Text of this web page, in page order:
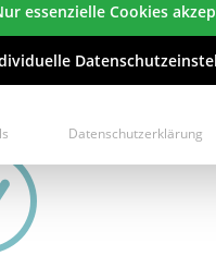
Fähigkeiten ab.
essenzielle Cookies
Datenschutzerklärung